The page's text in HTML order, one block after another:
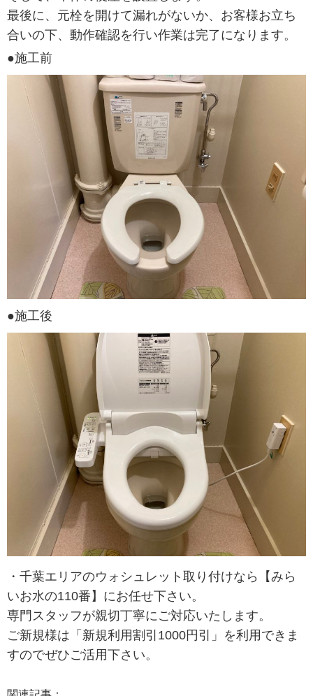
最後に、元栓を開けて漏れがないか、お客様お立ち
合いの下、動作確認を行い作業は完了になります。
●施工前
●施工後
・千葉エリアのウォシュレット取り付けなら【みら
いお水の110番】にお任せ下さい。
専門スタッフが親切丁寧にご対応いたします。
ご新規様は「新規利用割引1000円引」を利用できま
すのでぜひご活用下さい。